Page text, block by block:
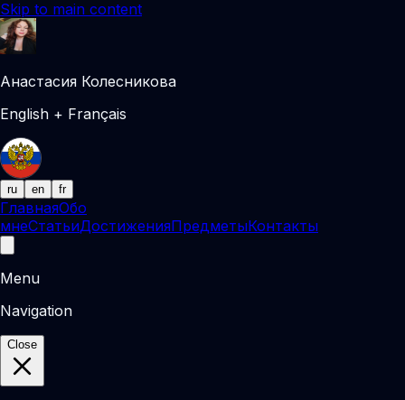
Skip to main content
Анастасия Колесникова
English + Français
ru en fr
ГлавнаяОбо
мнеСтатьиДостиженияПредметыКонтакты
Menu
Navigation
Close